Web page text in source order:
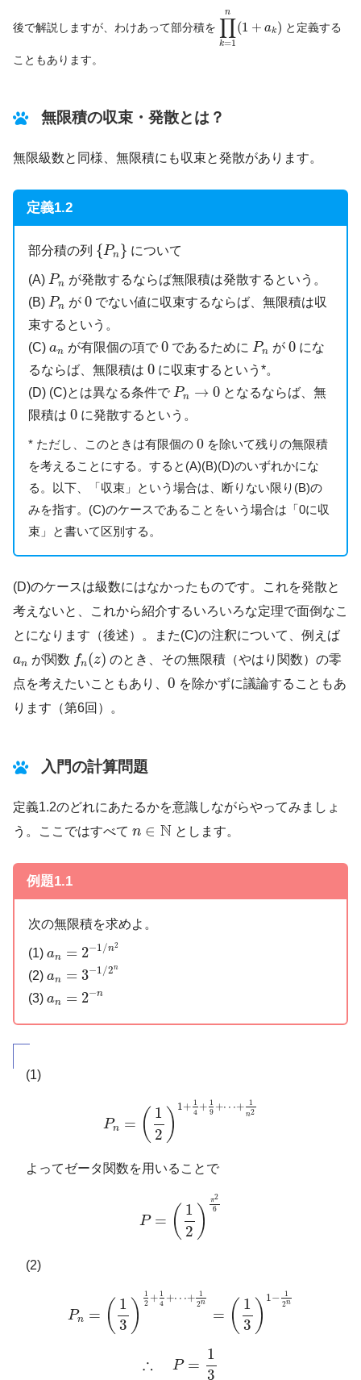
後で解説しますが、わけあって部分積を
n
∏
k=1
(1 + ak)
∏
と定義する
こともあります。
無限積の収束・発散とは？
無限級数と同様、無限積にも収束と発散があります。
定義1.2
部分積の列 {Pn}
{Pn } について
(A) Pn
Pn
が発散するならば無限積は発散するという。
(B) Pn
Pn が 0
0でない値に収束するならば、無限積は収
束するという。
(C)an
a が有限個の項で 0
0であるために Pn
Pn が 0
0にな
るならば、無限積は0
0 に収束するという*。
(D) (C)とは異なる条件で Pn → 0
Pn → 0
となるならば、無
限積は0
0 に発散するという。
* ただし、このときは有限個の0
0 を除いて残りの無限積
を考えることにする。すると(A)(B)(D)のいずれかにな
る。以下、「収束」という場合は、断りない限り(B)の
みを指す。(C)のケースであることをいう場合は「0に収
束」と書いて区別する。
(D)のケースは級数にはなかったものです。これを発散と
考えないと、これから紹介するいろいろな定理で面倒なこ
とになります（後述）。また(C)の注釈について、例えば
an
a が関数 fn(z)
n (z ) のとき、その無限積（やはり関数）の零
点を考えたいこともあり、 0
0 を除かずに議論することもあ
ります（第6回）。
入門の計算問題
定義1.2のどれにあたるかを意識しながらやってみましょ
う。ここではすべて n ∈ N
n ∈N とします。
例題1.1
次の無限積を求めよ。
(1)an = 2−1/n2
/ n2
(2)an = 3−1/2n
n / 2n
(3)an = 2−n
−n
(1)
Pn = ( 1
2 ) 1+ 1
4 + 1
9 +⋯+ 1
n2
1 4 + 19 ⋯ +
よってゼータ関数を用いることで
P = ( 1
2 )
π2
6
6
(2)
Pn = ( 1
3 )
1
2 + 1
4 +⋯+ 1
2n
= ( 1
3 ) 1− 1
2n
+ 1 4 + ⋯+1 1 1
∴ P =
1
3